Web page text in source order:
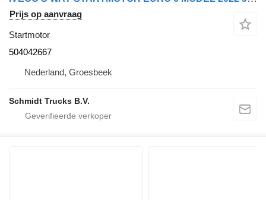
Prijs op aanvraag
Startmotor
504042667
Nederland, Groesbeek
Schmidt Trucks B.V.